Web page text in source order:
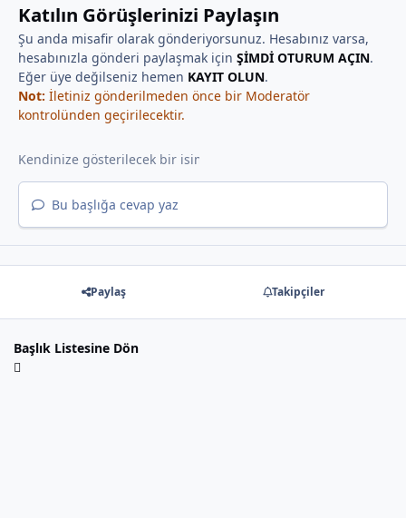
Katılın Görüşlerinizi Paylaşın
Şu anda misafir olarak gönderiyorsunuz. Hesabınız varsa,
hesabınızla gönderi paylaşmak için ŞİMDİ OTURUM AÇIN.
Eğer üye değilseniz hemen KAYIT OLUN.
Not: İletiniz gönderilmeden önce bir Moderatör
kontrolünden geçirilecektir.
Bu başlığa cevap yaz
Paylaş Takipçiler
Başlık Listesine Dön